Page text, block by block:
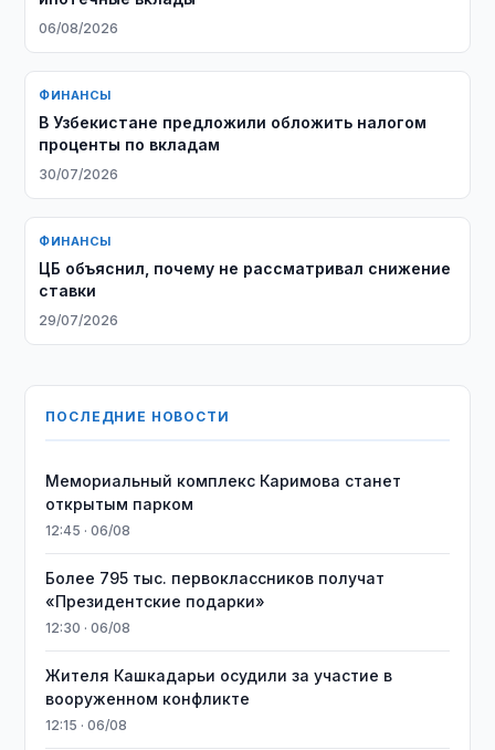
06/08/2026
ФИНАНСЫ
В Узбекистане предложили обложить налогом
проценты по вкладам
30/07/2026
ФИНАНСЫ
ЦБ объяснил, почему не рассматривал снижение
ставки
29/07/2026
ПОСЛЕДНИЕ НОВОСТИ
Мемориальный комплекс Каримова станет
открытым парком
12:45 · 06/08
Более 795 тыс. первоклассников получат
«Президентские подарки»
12:30 · 06/08
Жителя Кашкадарьи осудили за участие в
вооруженном конфликте
12:15 · 06/08